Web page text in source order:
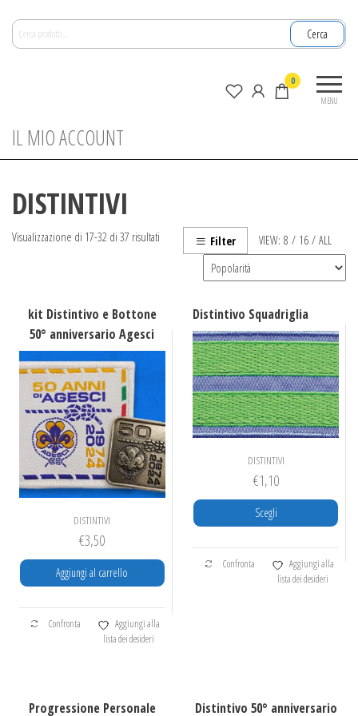
Cerca: Cerca
zagara
MENU
0
IL MIO ACCOUNT
DISTINTIVI
VIEW: 8 / 16 / ALL
Filter
Visualizzazione di 17-32 di 37 risultati Popolarità
kit Distintivo e Bottone
50° anniversario Agesci
DISTINTIVI
€3,50
Aggiungi al carrello
Confronta
Aggiungi alla
lista dei desideri
Distintivo Squadriglia
DISTINTIVI
€1,10
Scegli
Questo
prodotto
essere
Confronta
Aggiungi alla
lista dei desideri
Progressione Personale
Distintivo 50° anniversario